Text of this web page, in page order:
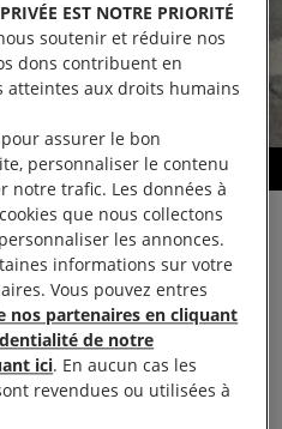
EST NOTRE PRIORITÉ
soutenir et réduire nos
dons contribuent en
aux droits humains
assurer le bon
personnaliser le contenu
notre trafic. Les données à
que nous collectons
les annonces.
informations sur votre
Vous pouvez entres
nos partenaires en cliquant
de notre
ici. En aucun cas les
revendues ou utilisées à